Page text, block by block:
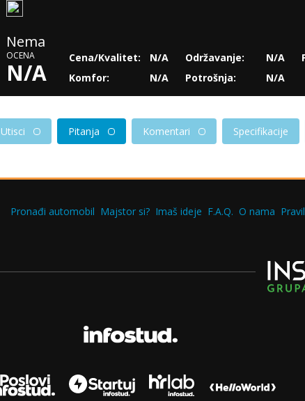
Nema
OCENA
N/A
Cena/Kvalitet:
N/A
Komfor:
N/A
Održavanje:
N/A
Potrošnja:
N/A
Utisci Pitanja Komentari Specifikacije
Pronađi automobil Majstor si? Imaš ideje F.A.Q. O nama